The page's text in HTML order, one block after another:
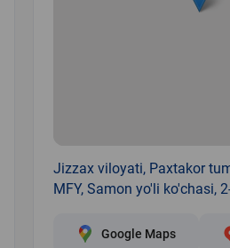
Jizzax viloyati, Paxtakor
MFY, Samon yo'li ko'chasi,
Google Maps